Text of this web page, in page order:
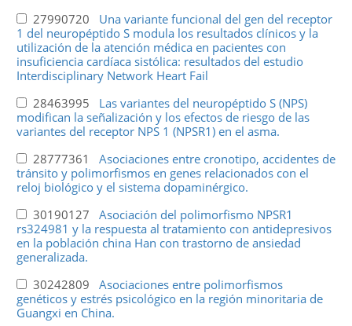
27990720 Una variante funcional del gen del receptor
1 del neuropéptido S modula los resultados clínicos y la
utilización de la atención médica en pacientes con
insuficiencia cardíaca sistólica: resultados del estudio
Interdisciplinary Network Heart Fail
28463995 Las variantes del neuropéptido S (NPS)
modifican la señalización y los efectos de riesgo de las
variantes del receptor NPS 1 (NPSR1) en el asma.
28777361 Asociaciones entre cronotipo, accidentes de
tránsito y polimorfismos en genes relacionados con el
reloj biológico y el sistema dopaminérgico.
30190127 Asociación del polimorfismo NPSR1
rs324981 y la respuesta al tratamiento con antidepresivos
en la población china Han con trastorno de ansiedad
generalizada.
30242809 Asociaciones entre polimorfismos
genéticos y estrés psicológico en la región minoritaria de
Guangxi en China.